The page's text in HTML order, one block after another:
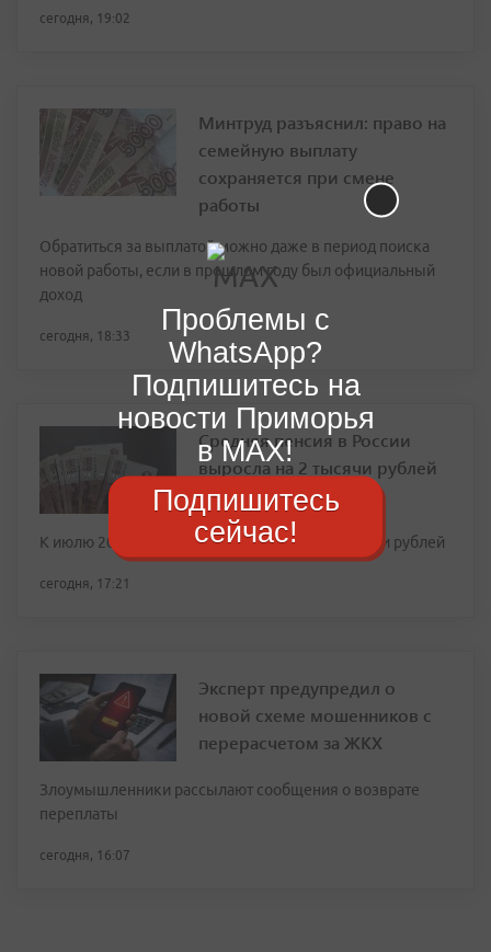
сегодня, 19:02
Минтруд разъяснил: право на
семейную выплату
сохраняется при смене
работы
Обратиться за выплатой можно даже в период поиска
новой работы, если в прошлом году был официальный
доход
сегодня, 18:33
Средняя пенсия в России
выросла на 2 тысячи рублей
за год
К июлю 2026 года выплаты достигли 27,2 тысячи рублей
сегодня, 17:21
Эксперт предупредил о
новой схеме мошенников с
перерасчетом за ЖКХ
Злоумышленники рассылают сообщения о возврате
переплаты
сегодня, 16:07
Проблемы с
WhatsApp?
Подпишитесь на
новости Приморья
в MAX!
Подпишитесь
сейчас!